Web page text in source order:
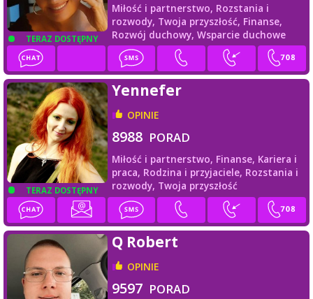
TERAZ DOSTĘPNY
Miłość i partnerstwo, Rozstania i
rozwody, Twoja przyszłość, Finanse,
Rozwój duchowy, Wsparcie duchowe
TERAZ DOSTĘPNY
Yennefer
OPINIE
8988 PORAD
Miłość i partnerstwo, Finanse, Kariera i
praca, Rodzina i przyjaciele, Rozstania i
rozwody, Twoja przyszłość
Q Robert
OPINIE
9597 PORAD